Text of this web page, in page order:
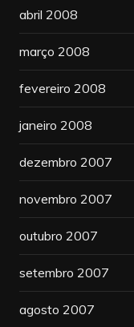
abril 2008
março 2008
fevereiro 2008
janeiro 2008
dezembro 2007
novembro 2007
outubro 2007
setembro 2007
agosto 2007